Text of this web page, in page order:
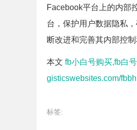
Facebook平台上的内部
台，保护用户数据隐私
断改进和完善其内部控
本文 fb小白号购买,fb白
gisticswebsites.com/
标签: